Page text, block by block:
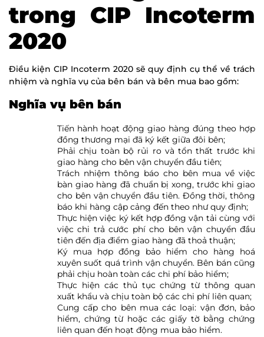
trong CIP Incoterm
2020
Điều kiện CIP Incoterm 2020 sẽ quy định cụ thể về trách
nhiệm và nghĩa vụ của bên bán và bên mua bao gồm:
Nghĩa vụ bên bán
Tiến hành hoạt động giao hàng đúng theo hợp
đồng thương mại đã ký kết giữa đôi bên;
Phải chịu toàn bộ rủi ro và tổn thất trước khi
giao hàng cho bên vận chuyển đầu tiên;
Trách nhiệm thông báo cho bên mua về việc
bàn giao hàng đã chuẩn bị xong, trước khi giao
cho bên vận chuyển đầu tiên. Đồng thời, thông
báo khi hàng cập cảng đến theo như quy định;
Thực hiện việc ký kết hợp đồng vận tải cùng với
việc chi trả cước phí cho bên vận chuyển đầu
tiên đến địa điểm giao hàng đã thoả thuận;
Ký mua hợp đồng bảo hiểm cho hàng hoá
xuyên suốt quá trình vận chuyển. Bên bán cũng
phải chịu hoàn toàn các chi phí bảo hiểm;
Thực hiện các thủ tục chứng từ thông quan
xuất khẩu và chịu toàn bộ các chi phí liên quan;
Cung cấp cho bên mua các loại: vận đơn, bảo
hiểm, chứng từ hoặc các giấy tờ bằng chứng
liên quan đến hoạt động mua bảo hiểm.